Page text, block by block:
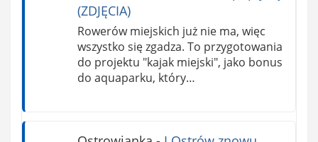
(ZDJĘCIA)
Rowerów miejskich już nie ma, więc
wszystko się zgadza. To przygotowania
do projektu "kajak miejski", jako bonus
do aquaparku, który…